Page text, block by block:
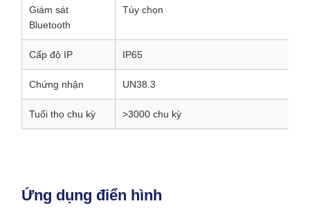
Giám sát
Bluetooth
Tùy chọn
Cấp độ IP IP65
Chứng nhận UN38.3
Tuổi thọ chu kỳ >3000 chu kỳ
Ứng dụng điển hình